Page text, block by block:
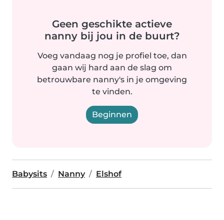
Geen geschikte actieve
nanny bij jou in de buurt?
Voeg vandaag nog je profiel toe, dan
gaan wij hard aan de slag om
betrouwbare nanny's in je omgeving
te vinden.
Beginnen
Babysits Nanny Elshof